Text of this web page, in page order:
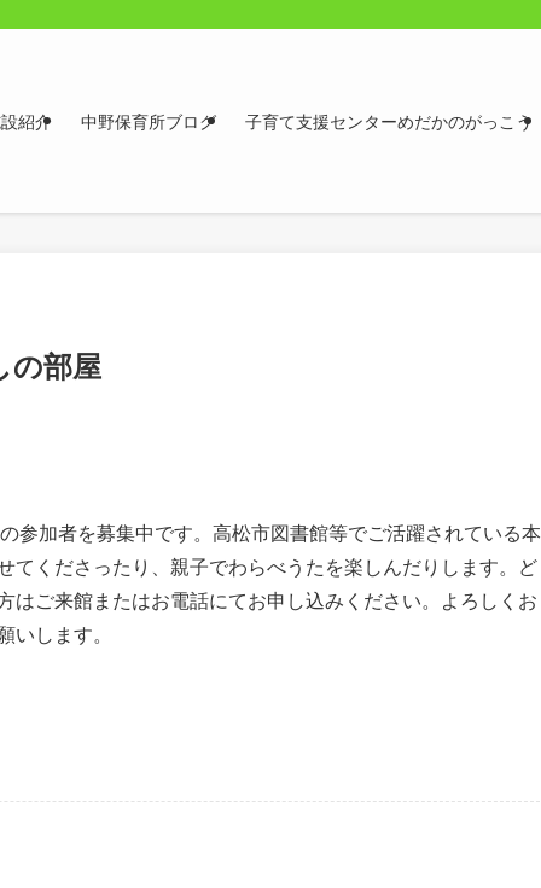
紹介 中野保育所ブログ 子育て支援センターめだかのがっこう
の部屋
参加者を募集中です。高松市図書館等でご活躍されている本
てくださったり、親子でわらべうたを楽しんだりします。ど
ご来館またはお電話にてお申し込みください。よろしくお
いします。